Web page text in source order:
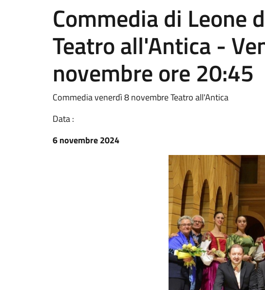
Commedia di Leone
Teatro all'Antica -
novembre ore 20:45
Commedia venerdì 8 novembre Teatro all'Antica
Data :
6 novembre 2024